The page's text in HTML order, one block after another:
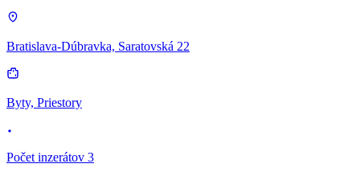
Bratislava-Dúbravka, Saratovská 22
Byty, Priestory
Počet inzerátov 3